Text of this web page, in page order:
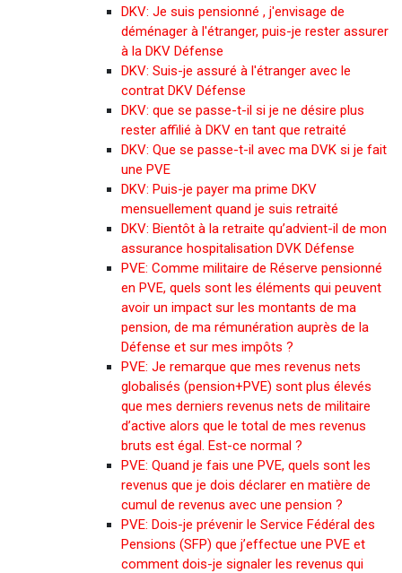
DKV: Je suis pensionné , j'envisage de
déménager à l'étranger, puis-je rester assurer
à la DKV Défense
DKV: Suis-je assuré à l'étranger avec le
contrat DKV Défense
DKV: que se passe-t-il si je ne désire plus
rester affilié à DKV en tant que retraité
DKV: Que se passe-t-il avec ma DVK si je fait
une PVE
DKV: Puis-je payer ma prime DKV
mensuellement quand je suis retraité
DKV: Bientôt à la retraite qu’advient-il de mon
assurance hospitalisation DVK Défense
PVE: Comme militaire de Réserve pensionné
en PVE, quels sont les éléments qui peuvent
avoir un impact sur les montants de ma
pension, de ma rémunération auprès de la
Défense et sur mes impôts ?
PVE: Je remarque que mes revenus nets
globalisés (pension+PVE) sont plus élevés
que mes derniers revenus nets de militaire
d’active alors que le total de mes revenus
bruts est égal. Est-ce normal ?
PVE: Quand je fais une PVE, quels sont les
revenus que je dois déclarer en matière de
cumul de revenus avec une pension ?
PVE: Dois-je prévenir le Service Fédéral des
Pensions (SFP) que j’effectue une PVE et
comment dois-je signaler les revenus qui